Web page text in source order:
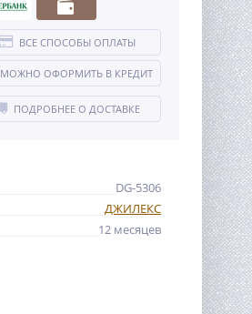
ВСЕ СПОСОБЫ ОПЛАТЫ
МОЖНО ОФОРМИТЬ В КРЕДИТ
ПОДРОБНЕЕ О ДОСТАВКЕ
DG-5306
ДЖИЛЕКС
12 месяцев